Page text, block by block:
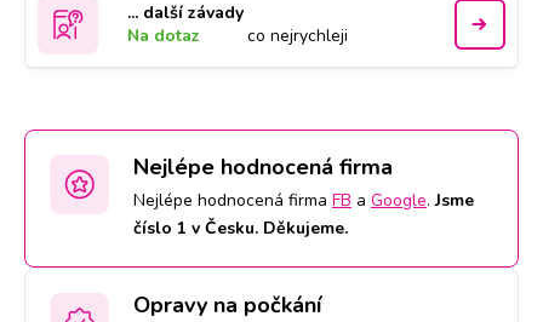
... další závady
Na dotaz
co nejrychleji
Nejlépe hodnocená firma
Nejlépe hodnocená firma FB a Google.Jsme
číslo 1 v Česku. Děkujeme.
Opravy na počkání